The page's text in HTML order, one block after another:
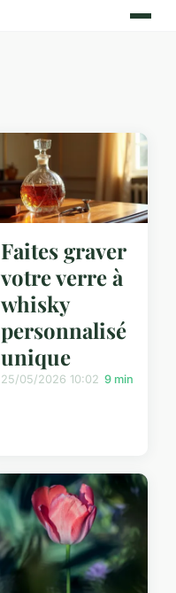
Faites graver
votre verre à
whisky
personnalisé
unique
25/05/2026 10:02 9 min